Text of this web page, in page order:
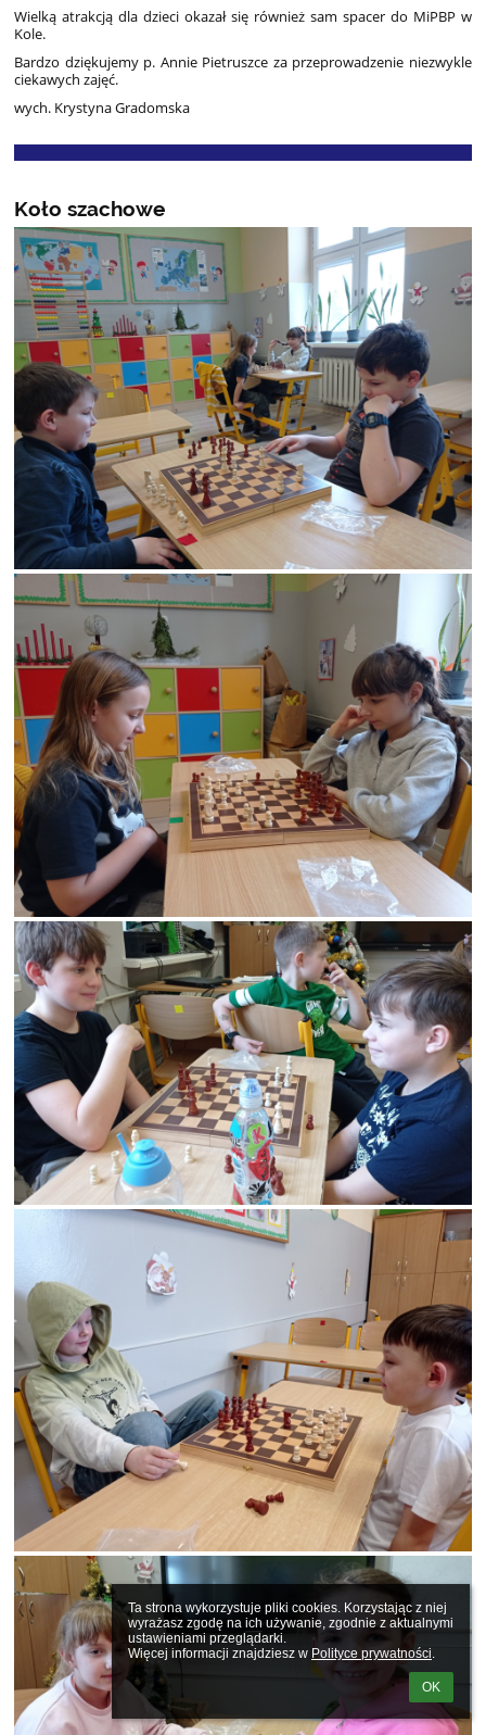
Ta strona wykorzystuje pliki cookies. Korzystając z niej
wyrażasz zgodę na ich używanie, zgodnie z aktualnymi
ustawieniami przeglądarki.
Więcej informacji znajdziesz w Polityce prywatności.
OK
Wielką atrakcją dla dzieci okazał się również sam spacer do MiPBP w
Kole.
Bardzo dziękujemy p. Annie Pietruszce za przeprowadzenie niezwykle
ciekawych zajęć.
wych. Krystyna Gradomska
Koło szachowe